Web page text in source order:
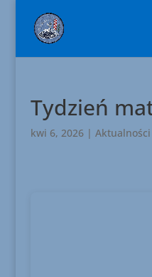
Tydzień
kwi 6, 2026| Aktualności